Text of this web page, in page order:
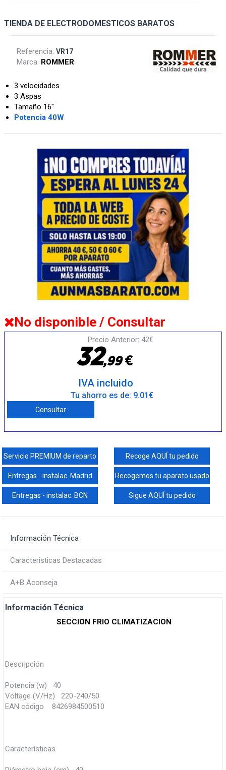
TIENDA DE ELECTRODOMESTICOS BARATOS
Referencia:VR17
Marca: ROMMER
3 velocidades
3 Aspas
Tamaño 16''
Potencia 40W
No disponible / Consultar
Precio Anterior: 42€
32,99€
IVA incluido
Tu ahorro es de: 9.01€
Consultar
Servicio PREMIUM de reparto Recoge AQUÍ tu pedido
Entregas - instalac. Madrid Recogemos tu aparato usado
Entregas - instalac. BCN Sigue AQUÍ tu pedido
Información Técnica
Caracteristicas Destacadas
A+B Aconseja
Información Técnica
SECCION FRIO CLIMATIZACION
Descripción
Potencia (w) 40
Voltage (V/Hz) 220-240/50
EAN código 8426984500510
Características